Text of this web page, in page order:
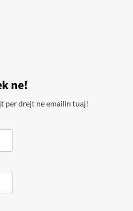
ne!
per drejt ne emailin tuaj!